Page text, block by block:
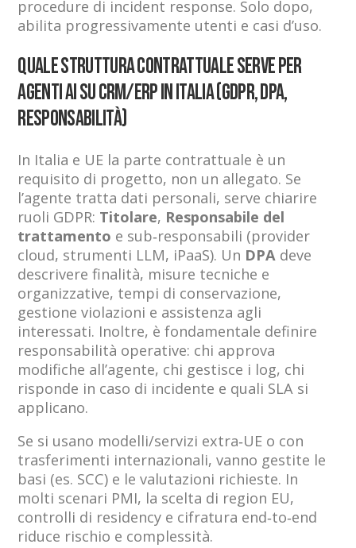
procedure di incident response. Solo dopo,
abilita progressivamente utenti e casi d’uso.
Quale struttura contrattuale serve per
agenti AI su CRM/ERP in Italia (GDPR, DPA,
responsabilità)
In Italia e UE la parte contrattuale è un
requisito di progetto, non un allegato. Se
l’agente tratta dati personali, serve chiarire
ruoli GDPR: Titolare, Responsabile del
trattamento e sub‑responsabili (provider
cloud, strumenti LLM, iPaaS). Un DPA deve
descrivere finalità, misure tecniche e
organizzative, tempi di conservazione,
gestione violazioni e assistenza agli
interessati. Inoltre, è fondamentale definire
responsabilità operative: chi approva
modifiche all’agente, chi gestisce i log, chi
risponde in caso di incidente e quali SLA si
applicano.
Se si usano modelli/servizi extra‑UE o con
trasferimenti internazionali, vanno gestite le
basi (es. SCC) e le valutazioni richieste. In
molti scenari PMI, la scelta di region EU,
controlli di residency e cifratura end‑to‑end
riduce rischio e complessità.